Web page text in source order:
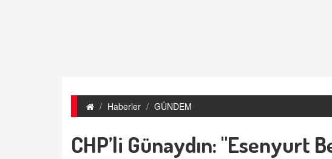
Haberler GÜNDEM
CHP’li Günaydın: "Esenyurt